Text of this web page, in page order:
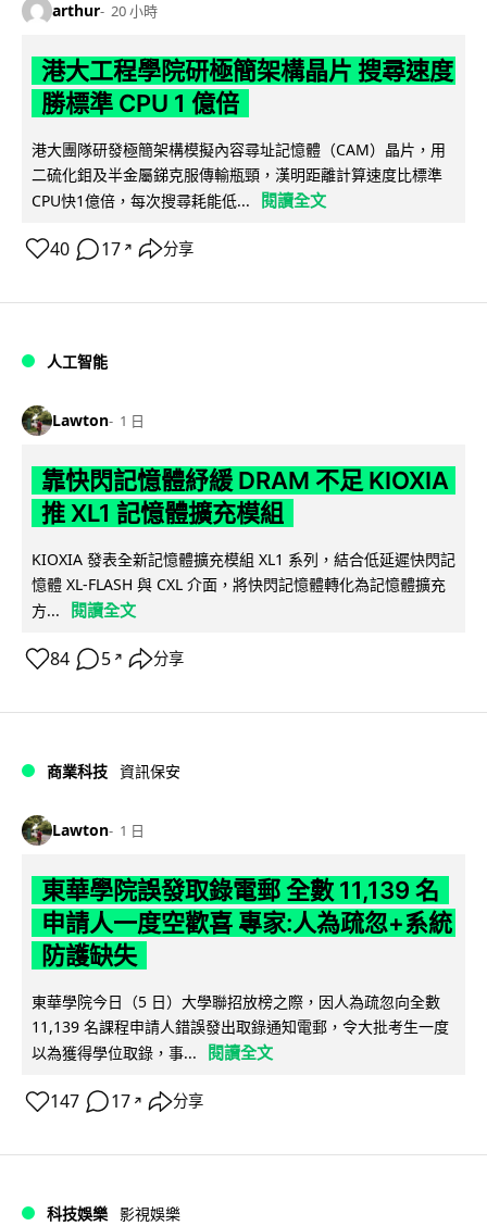
arthur 20 小時
港大工程學院研極簡架構晶片 搜尋速度
勝標準 CPU 1 億倍
港大團隊研發極簡架構模擬內容尋址記憶體（CAM）晶片，用
二硫化鉬及半金屬銻克服傳輸瓶頸，漢明距離計算速度比標準
CPU快1億倍，每次搜尋耗能低...
閱讀全文
40 17 ↗ 分享
人工智能
Lawton 1 日
靠快閃記憶體紓緩 DRAM 不足 KIOXIA
推 XL1 記憶體擴充模組
KIOXIA 發表全新記憶體擴充模組 XL1 系列，結合低延遲快閃記
憶體 XL-FLASH 與 CXL 介面，將快閃記憶體轉化為記憶體擴充
方...
閱讀全文
84 5 ↗ 分享
商業科技 資訊保安
Lawton 1 日
東華學院誤發取錄電郵 全數 11,139 名
申請人一度空歡喜 專家:人為疏忽+系統
防護缺失
東華學院今日（5 日）大學聯招放榜之際，因人為疏忽向全數
11,139 名課程申請人錯誤發出取錄通知電郵，令大批考生一度
以為獲得學位取錄，事...
閱讀全文
147 17 ↗ 分享
科技娛樂 影視娛樂